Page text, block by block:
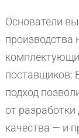
Основатели
производства
поставщиков:
подход
от
качества — и